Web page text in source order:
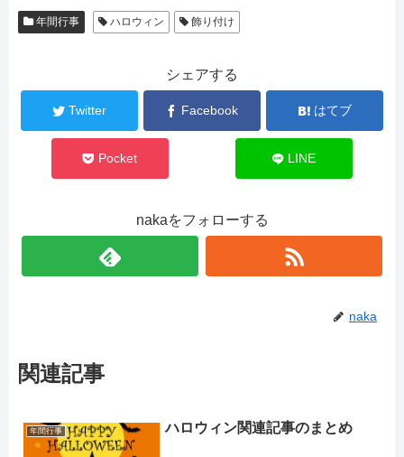
年間行事 ハロウィン 飾り付け
シェアする
Twitter Facebook はてブ
Pocket LINE
nakaをフォローする
naka
関連記事
年間行事 ハロウィン関連記事のまとめ